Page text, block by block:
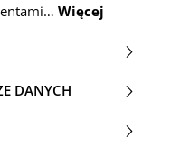
Więcej
DANYCH